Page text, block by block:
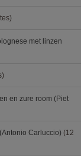
met linzen
en zure room (Piet
Carluccio) (12